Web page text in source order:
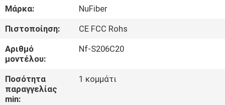
ΓΎΡΟΣ
ΕΡΓΟΣΤΑΣΊΩΝ
ΠΟΙΟΤΙΚΌΣ
ΈΛΕΓΧΟΣ
Μάρκα:
NuFiber
Πιστοποίηση:
CE FCC Rohs
Αριθμό
μοντέλου:
Nf-S206C20
Ποσότητα
παραγγελίας
min:
1 κομμάτι